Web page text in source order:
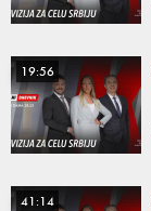
19:56
41:14